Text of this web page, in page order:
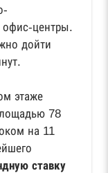
офис-центры.
дойти
этаже
78
на 11
ставку